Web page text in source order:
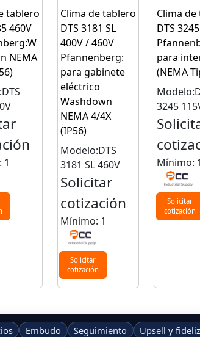
tablero
460V
NEMA
1
Clima de tablero
DTS 3181 SL
400V / 460V
Pfannenberg:
para gabinete
eléctrico
Washdown
NEMA 4/4X
(IP56)
Modelo:DTS
3181 SL 460V
Solicitar
cotización
Mínimo: 1
Solicitar
cotización
Clima
DTS
para
(NEMA
3245
Mínimo: 1
Solicitar
cotización
Embudo Seguimiento
Upsell y